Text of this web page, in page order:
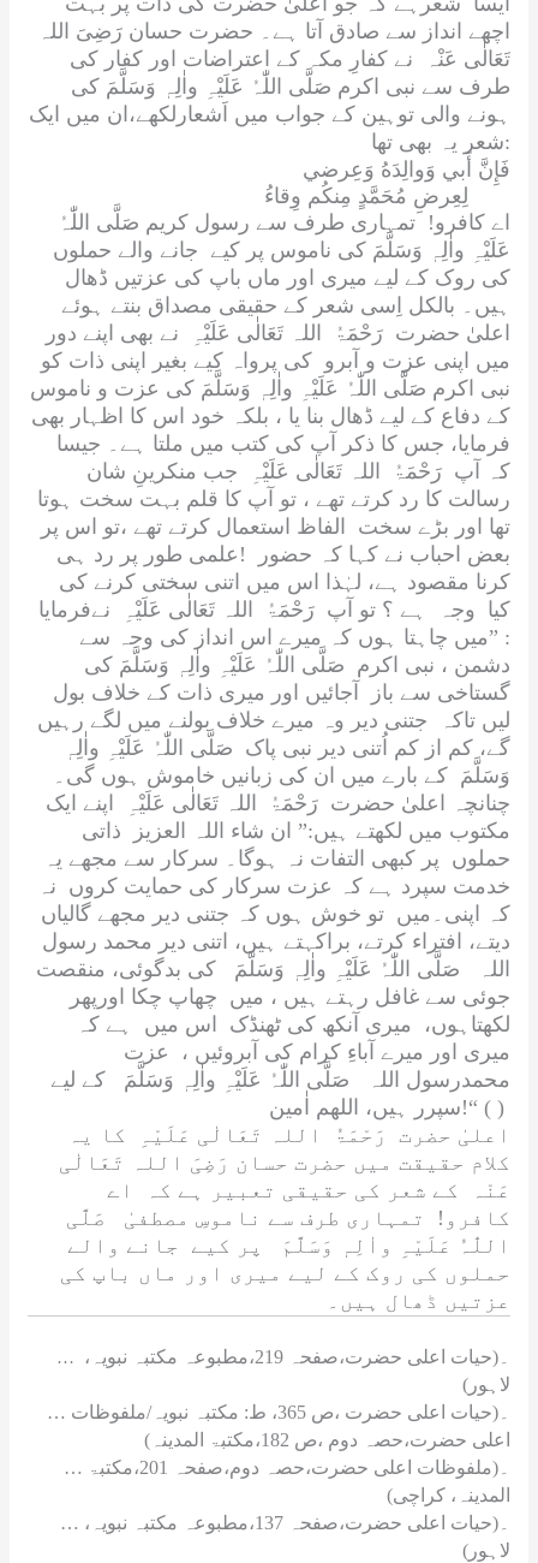
اچھے انداز سے صادق آتا ہے۔ حضرت حسان رَضِیَ اللہ
تَعَالٰی عَنْہ
نے کفارِ مکہ کے اعتراضات اور کفار کی
طرف سے نبی اکرم صَلَّی اللّٰہُ عَلَیْہِ واٰلِہٖ وَسَلَّمَکی
ہونے والی توہین کے جواب میں اَشعارلکھے،ان میں ایک
شعر یہ بھی تھا:
فَإِنَّ أَبي وَوالِدَهُ وَعِرضي
لِعِرضِ مُحَمَّدٍ مِنكُم وِقاءُ
اے کافرو! تمہاری طرف سے رسول کریم صَلَّی اللّٰہُ
عَلَیْہِ واٰلِہٖ وَسَلَّمَ کی ناموس پر کیے جانے والے حملوں
کی روک کے لیے میری اور ماں باپ کی عزتیں ڈھال
ہیں۔ بالکل اِسی شعر کے حقیقی مصداق بنتے ہوئے
اعلیٰ حضرت رَحْمَۃُ اللہ تَعَالٰی عَلَیْہِ نے بھی اپنے دور
میں اپنی عزت و آبرو کی پرواہ کیے بغیر اپنی ذات کو
نبی اکرم صَلَّی اللّٰہُ عَلَیْہِ واٰلِہٖ وَسَلَّمَ کی عزت و ناموس
کے دفاع کے لیے ڈھال بنا یا ، بلکہ خود اس کا اظہار بھی
فرمایا، جس کا ذکر آپ کی کتب میں ملتا ہے۔ جیسا
کہ آپرَحْمَۃُ اللہ تَعَالٰی عَلَیْہِ جب منکرینِ شان
رسالت کا رد کرتے تھے ، تو آپ کا قلم بہت سخت ہوتا
تھا اور بڑے سخت الفاظ استعمال کرتے تھے ،تو اس پر
بعض احباب نے کہا کہ حضور !علمی طور پر رد ہی
کرنا مقصود ہے، لہٰذا اس میں اتنی سختی کرنے کی
کیا وجہ ہے ؟ تو آپ رَحْمَۃُ اللہ تَعَالٰی عَلَیْہِ
نےفرمایا
: ”میں چاہتا ہوں کہ میرے اس انداز کی وجہ سے
دشمن ، نبی اکرم صَلَّی اللّٰہُ عَلَیْہِ واٰلِہٖ وَسَلَّمَ کی
گستاخی سے باز آجائیں اور میری ذات کے خلاف بول
لیں تاکہ جتنی دیر وہ میرے خلاف بولنے میں لگے رہیں
گے، کم از کم اُتنی دیر نبی پاک صَلَّی اللّٰہُ عَلَیْہِ واٰلِہٖ
وَسَلَّمَ کے بارے میں ان کی زبانیں خاموش ہوں گی۔
چنانچہ اعلیٰ حضرترَحْمَۃُ اللہ تَعَالٰی عَلَیْہِ
اپنے ایک
مکتوب میں لکھتے ہیں:” ان شاء اللہ العزیز
ذاتی
حملوں پر کبھی التفات نہ ہوگا۔ سرکار سے مجھے یہ
خدمت سپرد ہے کہ عزت سرکار کی حمایت کروں نہ
کہ اپنی۔میں تو خوش ہوں کہ جتنی دیر مجھے گالیاں
دیتے، افتراء کرتے، براکہتے ہیں، اتنی دیر محمد رسول
اللہ صَلَّی اللّٰہُ عَلَیْہِ واٰلِہٖ وَسَلَّمَ
کی بدگوئی، منقصت
جوئی سے غافل رہتے ہیں ، میں چھاپ چکا اورپھر
لکھتاہوں، میری آنکھ کی ٹھنڈک اس میں ہے کہ
میری اور میرے آباءِ کرام کی آبروئیں ، عزت
محمدرسول اللہ صَلَّی اللّٰہُ عَلَیْہِ واٰلِہٖ وَسَلَّمَ
کے لیے
سپرر ہیں، اللھم اٰمین
!“ ( )
اعلیٰ حضرت
رَحْمَۃُ اللہ تَعَالٰی عَلَیْہِ کا یہ
کلام حقیقت میں حضرت حسان رَضِیَ اللہ تَعَالٰی
عَنْہ
کے شعر کی حقیقی تعبیر ہے کہ اے
کافرو! تمہاری طرف سے ناموسِ مصطفیٰ صَلَّی
اللّٰہُ عَلَیْہِ واٰلِہٖ وَسَلَّمَ
پر کیے جانے والے
حملوں کی روک کے لیے میری اور ماں باپ کی
عزتیں ڈھال ہیں۔
… ۔(حیات اعلی حضرت،صفحہ 219،مطبوعہ مکتبہ نبویہ،
لاہور)
… ۔(حیات اعلی حضرت ،ص 365، ط: مکتبہ نبویہ/ملفوظات
اعلی حضرت،حصہ دوم ،ص 182،مکتبۃ المدینہ)
… ۔(ملفوظات اعلی حضرت،حصہ دوم،صفحہ 201،مکتبۃ
المدینہ، کراچی)
… ۔(حیات اعلی حضرت،صفحہ 137،مطبوعہ مکتبہ نبویہ،
لاہور)